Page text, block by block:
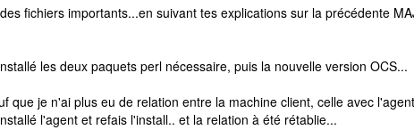
fichiers importants...en suivant tes explications sur la précédente
les deux paquets perl nécessaire, puis la nouvelle version OCS...
que je n'ai plus eu de relation entre la machine client, celle avec l'agent
l'agent et refais l'install.. et la relation à été rétablie...